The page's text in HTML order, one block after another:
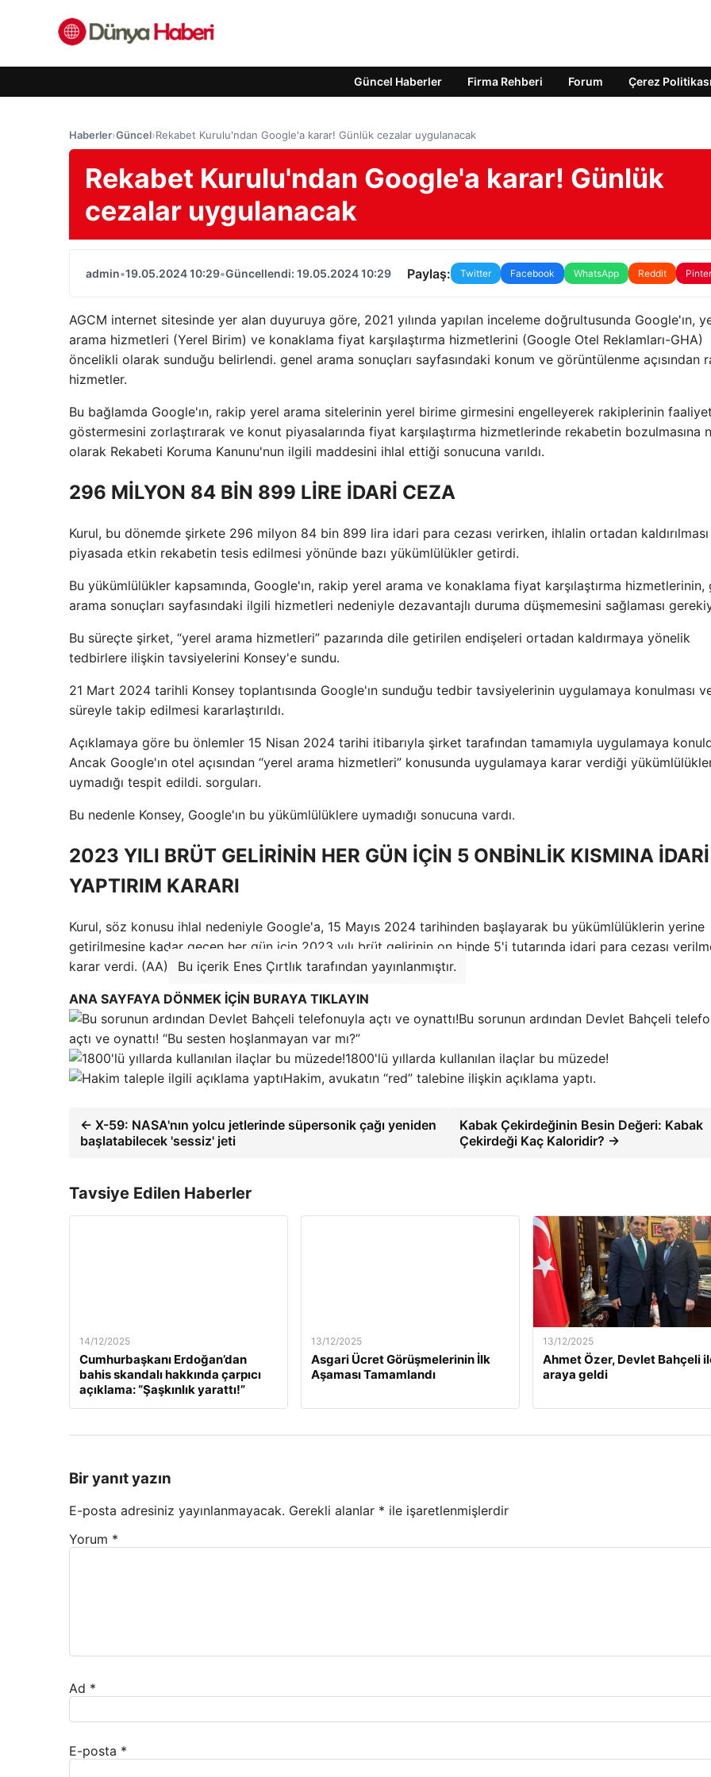
Güncel Haberler Firma Rehberi Forum Çerez Politikası
Haberler›Güncel›Rekabet Kurulu'ndan Google'a karar! Günlük cezalar uygulanacak
Rekabet Kurulu'ndan Google'a karar! Günlük
cezalar uygulanacak
admin•19.05.2024 10:29•Güncellendi: 19.05.2024 10:29 Paylaş: Twitter Facebook WhatsApp Reddit
AGCM internet sitesinde yer alan duyuruya göre, 2021 yılında yapılan inceleme doğrultusunda Google'ın,
arama hizmetleri (Yerel Birim) ve konaklama fiyat karşılaştırma hizmetlerini (Google Otel Reklamları-GHA)
öncelikli olarak sunduğu belirlendi. genel arama sonuçları sayfasındaki konum ve görüntülenme açısından
hizmetler.
Bu bağlamda Google'ın, rakip yerel arama sitelerinin yerel birime girmesini engelleyerek rakiplerinin faaliyet
göstermesini zorlaştırarak ve konut piyasalarında fiyat karşılaştırma hizmetlerinde rekabetin bozulmasına
olarak Rekabeti Koruma Kanunu'nun ilgili maddesini ihlal ettiği sonucuna varıldı.
296 MİLYON 84 BİN 899 LİRE İDARİ CEZA
Kurul, bu dönemde şirkete 296 milyon 84 bin 899 lira idari para cezası verirken, ihlalin ortadan
piyasada etkin rekabetin tesis edilmesi yönünde bazı yükümlülükler getirdi.
Bu yükümlülükler kapsamında, Google'ın, rakip yerel arama ve konaklama fiyat karşılaştırma hizmetlerinin,
arama sonuçları sayfasındaki ilgili hizmetleri nedeniyle dezavantajlı duruma düşmemesini sağlaması
Bu süreçte şirket, “yerel arama hizmetleri” pazarında dile getirilen endişeleri ortadan kaldırmaya yönelik
tedbirlere ilişkin tavsiyelerini Konsey'e sundu.
21 Mart 2024 tarihli Konsey toplantısında Google'ın sunduğu tedbir tavsiyelerinin uygulamaya konulması
süreyle takip edilmesi kararlaştırıldı.
Açıklamaya göre bu önlemler 15 Nisan 2024 tarihi itibarıyla şirket tarafından tamamıyla uygulamaya
Ancak Google'ın otel açısından “yerel arama hizmetleri” konusunda uygulamaya karar verdiği
uymadığı tespit edildi. sorguları.
Bu nedenle Konsey, Google'ın bu yükümlülüklere uymadığı sonucuna vardı.
2023 YILI BRÜT GELİRİNİN HER GÜN İÇİN 5 ONBİNLİK KISMINA İDARİ
YAPTIRIM KARARI
Kurul, söz konusu ihlal nedeniyle Google'a, 15 Mayıs 2024 tarihinden başlayarak bu yükümlülüklerin yerine
getirilmesine kadar geçen her gün için 2023 yılı brüt gelirinin on binde 5'i tutarında idari para cezası
karar verdi. (AA)
Bu içerik Enes Çırtlık tarafından yayınlanmıştır.
ANA SAYFAYA DÖNMEK İÇİN BURAYA TIKLAYIN
Bu sorunun ardından Devlet Bahçeli
açtı ve oynattı! “Bu sesten hoşlanmayan var mı?”
1800'lü yıllarda kullanılan ilaçlar bu müzede!
Hakim, avukatın “red” talebine ilişkin açıklama yaptı.
← X-59: NASA'nın yolcu jetlerinde süpersonik çağı yeniden
başlatabilecek 'sessiz' jeti
Kabak Çekirdeğinin Besin Değeri: Kabak
Çekirdeği Kaç Kaloridir? →
Tavsiye Edilen Haberler
14/12/2025
Cumhurbaşkanı Erdoğan’dan
bahis skandalı hakkında çarpıcı
açıklama: “Şaşkınlık yarattı!”
13/12/2025
Asgari Ücret Görüşmelerinin İlk
Aşaması Tamamlandı
13/12/2025
Ahmet Özer, Devlet Bahçeli
araya geldi
Bir yanıt yazın
E-posta adresiniz yayınlanmayacak. Gerekli alanlar * ile işaretlenmişlerdir
Yorum *
Ad *
E-posta *